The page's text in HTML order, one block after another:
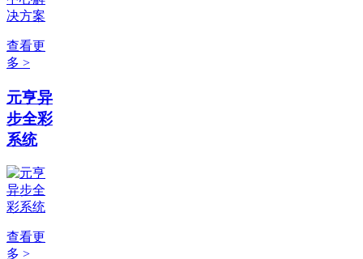
查看更
多 >
元亨异
步全彩
系统
查看更
多 >